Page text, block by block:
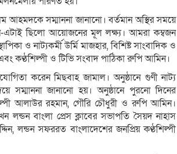
আহমদকে সম্মাননা জানানো। বর্তমান অস্থির সময়ে
এটাই ছিলো আয়োজনের মূল লক্ষ্য। আমরা কম্বজন
ও নাট্যকর্মী উর্মি মাজহার, বিশিষ্ট সাংবাদিক ও
কণ্ঠশিল্পী ও টিভি সংবাদ পাঠিকা রুপি আমিন।
করেন মিছবাহ জামাল। অনুষ্ঠানে গুণী নাট্য
সম্মাননা জানানো হয়। অনুষ্ঠানে পুরনো দিনের
আলাউর রহমান, গৌরি চৌধুরী ও রুপি আমিন।
লন্ডন বাংলা প্রেস ক্লাবের সভাপতি সৈয়দ নাহাস
লন্ডন সফররত বাংলাদেশের জনপ্রিয় কণ্ঠশিল্পী